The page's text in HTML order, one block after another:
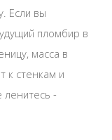
Если вы
пломбир в
масса в
к стенкам и
ленитесь -